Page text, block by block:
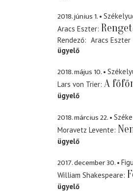
2018. június 1.
Aracs Eszter
Rendező
Aracs Eszter
ügyelő
2018. május 10.
Lars von Trier A
ügyelő
2018. március 22.
Moravetz Levente
ügyelő
2017. december 30.
William Shakespeare
ügyelő